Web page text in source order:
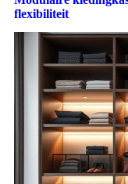
flexibiliteit